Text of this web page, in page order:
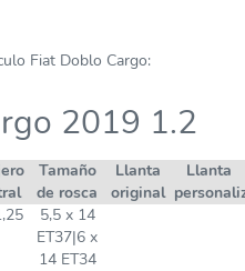
Fiat Doblo Cargo:
2019 1.2
Tamaño
de rosca
Llanta
original
Llanta
5,5 x 14
ET37|6 x
14 ET34